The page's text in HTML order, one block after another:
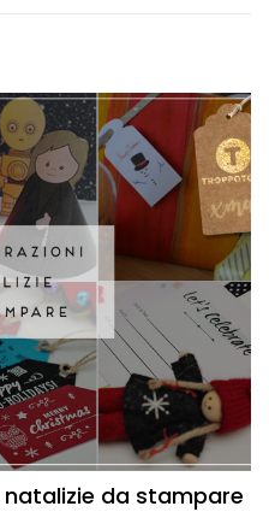
natalizie da stampare